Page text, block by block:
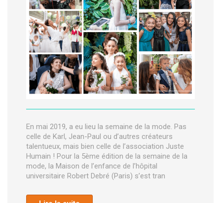
En mai 2019, a eu lieu la semaine de la mode. Pas
celle de Karl, Jean-Paul ou d’autres créateurs
talentueux, mais bien celle de l’association Juste
Humain ! Pour la 5ème édition de la semaine de la
mode, la Maison de l’enfance de l’hôpital
universitaire Robert Debré (Paris) s’est tran